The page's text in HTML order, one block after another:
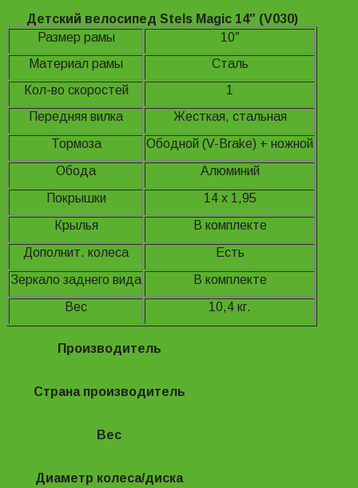
Детский велосипед Stels Magic 14″ (V030)
Размер рамы
10″
Материал рамы
Сталь
Кол-во скоростей
1
Передняя вилка
Жесткая, стальная
Тормоза
Ободной (V-Brake) + ножной
Обода
Алюминий
Покрышки
14 х 1,95
Крылья
В комплекте
Дополнит. колеса
Есть
Зеркало заднего вида
В комплекте
Вес
10,4 кг.
Производитель
Страна производитель
Вес
Диаметр колеса/диска